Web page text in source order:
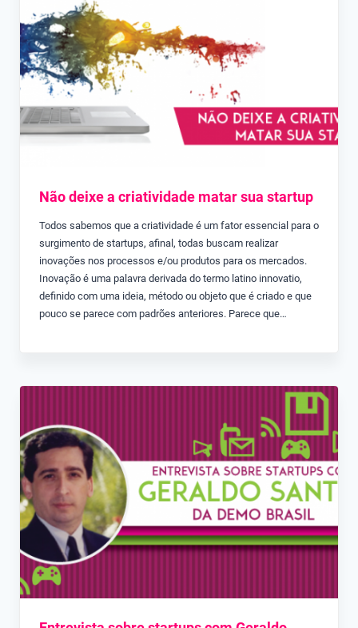
Não deixe a criatividade matar sua startup
Todos sabemos que a criatividade é um fator essencial para o
surgimento de startups, afinal, todas buscam realizar
inovações nos processos e/ou produtos para os mercados.
Inovação é uma palavra derivada do termo latino innovatio,
definido com uma ideia, método ou objeto que é criado e que
pouco se parece com padrões anteriores. Parece que…